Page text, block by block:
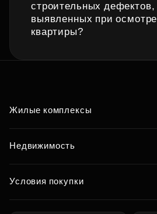
строительных дефектов,
выявленных при осмотре
квартиры?
Жилые комплексы
Недвижимость
Условия покупки